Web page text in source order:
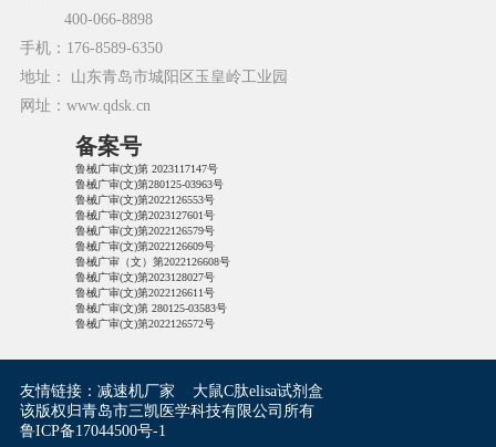
400-066-8898
手机：176-8589-6350
地址： 山东青岛市城阳区玉皇岭工业园
网址：www.qdsk.cn
备案号
鲁械广审(文)第 2023117147号
鲁械广审(文)第280125-03963号
鲁械广审(文)第2022126553号
鲁械广审(文)第2023127601号
鲁械广审(文)第2022126579号
鲁械广审(文)第2022126609号
鲁械广审（文）第2022126608号
鲁械广审(文)第2023128027号
鲁械广审(文)第2022126611号
鲁械广审(文)第 280125-03583号
鲁械广审(文)第2022126572号
友情链接： 减速机厂家
大鼠C肽elisa试剂盒
该版权归青岛市三凯医学科技有限公司所有
鲁ICP备17044500号-1